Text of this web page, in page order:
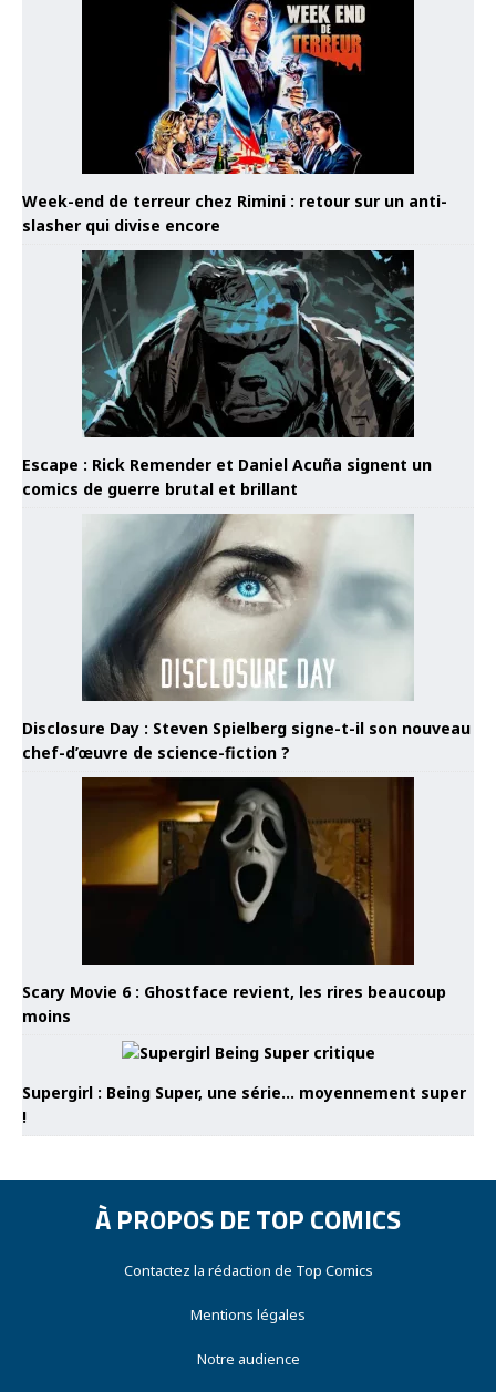
Week-end de terreur chez Rimini : retour sur un anti-
slasher qui divise encore
Escape : Rick Remender et Daniel Acuña signent un
comics de guerre brutal et brillant
Disclosure Day : Steven Spielberg signe-t-il son nouveau
chef-d’œuvre de science-fiction ?
Scary Movie 6 : Ghostface revient, les rires beaucoup
moins
Supergirl : Being Super, une série… moyennement super
!
À PROPOS DE TOP COMICS
Contactez la rédaction de Top Comics
Mentions légales
Notre audience